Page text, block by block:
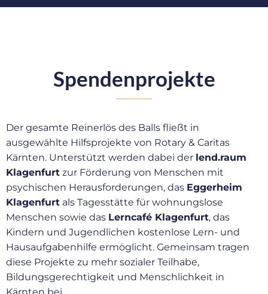
Spendenprojekte
Der gesamte Reinerlös des Balls fließt in
ausgewählte Hilfsprojekte von Rotary & Caritas
Kärnten. Unterstützt werden dabei der lend.raum
Klagenfurt zur Förderung von Menschen mit
psychischen Herausforderungen, das Eggerheim
Klagenfurt als Tagesstätte für wohnungslose
Menschen sowie das Lerncafé Klagenfurt, das
Kindern und Jugendlichen kostenlose Lern- und
Hausaufgabenhilfe ermöglicht. Gemeinsam tragen
diese Projekte zu mehr sozialer Teilhabe,
Bildungsgerechtigkeit und Menschlichkeit in
Kärnten bei.